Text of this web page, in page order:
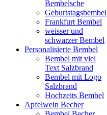
Bembelsche
Geburtstagsbembel
Frankfurt Bembel
weisser und
schwarzer Bembel
Personalisierte Bembel
Bembel mit viel
Text Salzbrand
Bembel mit Logo
Salzbrand
Hochzeits Bembel
Apfelwein Becher